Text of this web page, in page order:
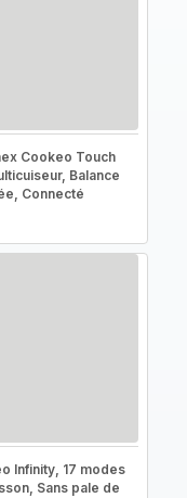
Cookeo Touch
Balance
Connecté
Infinity, 17 modes
Sans pale de